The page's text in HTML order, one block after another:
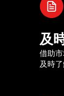
及
借助
及時